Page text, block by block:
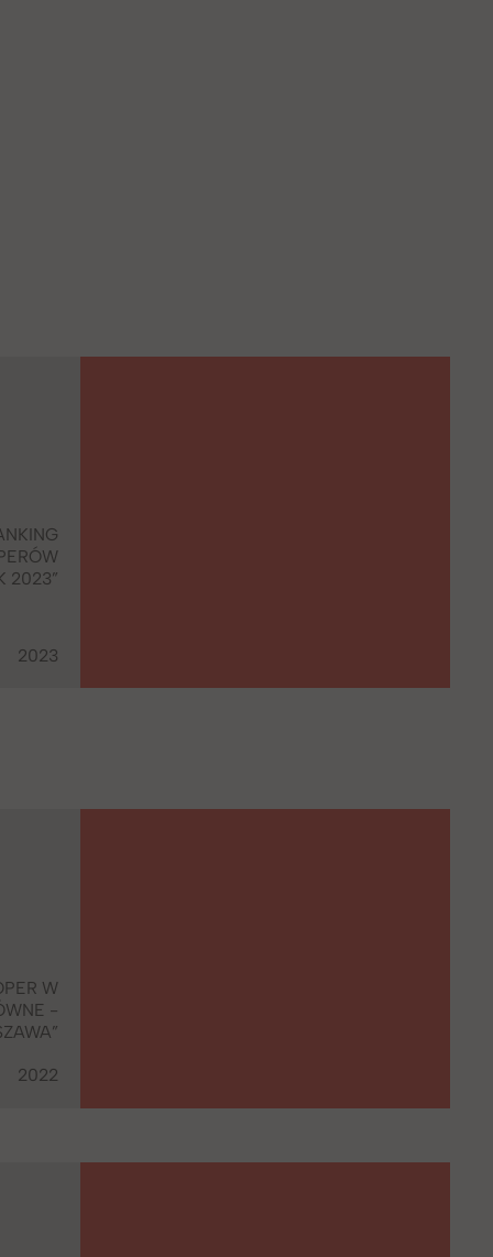
2023”
2023
W
-
2022